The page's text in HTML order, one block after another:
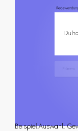
Beispiel Auswahl: